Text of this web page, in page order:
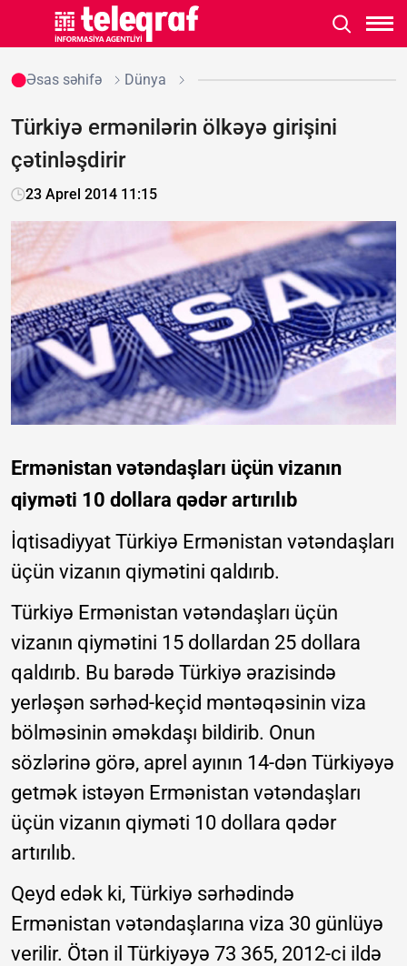
Əsas səhifə Dünya
Türkiyə ermənilərin ölkəyə girişini
çətinləşdirir
23 Aprel 2014 11:15
Ermənistan vətəndaşları üçün vizanın
qiyməti 10 dollara qədər artırılıb
İqtisadiyyat Türkiyə Ermənistan vətəndaşları
üçün vizanın qiymətini qaldırıb.
Türkiyə Ermənistan vətəndaşları üçün
vizanın qiymətini 15 dollardan 25 dollara
qaldırıb. Bu barədə Türkiyə ərazisində
yerləşən sərhəd-keçid məntəqəsinin viza
bölməsinin əməkdaşı bildirib. Onun
sözlərinə görə, aprel ayının 14-dən Türkiyəyə
getmək istəyən Ermənistan vətəndaşları
üçün vizanın qiyməti 10 dollara qədər
artırılıb.
Qeyd edək ki, Türkiyə sərhədində
Ermənistan vətəndaşlarına viza 30 günlüyə
verilir. Ötən il Türkiyəyə 73 365, 2012-ci ildə